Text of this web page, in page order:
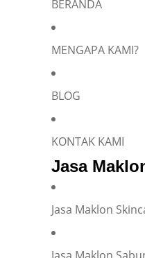
BERANDA
MENGAPA KAMI?
BLOG
KONTAK KAMI
Jasa
Jasa Maklon
Silakan isi informasi
*